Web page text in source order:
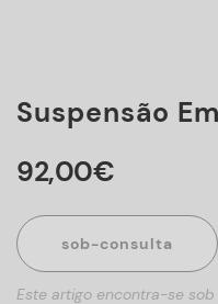
Suspensão
92,00€
sob-consulta
Este artigo encontra-se